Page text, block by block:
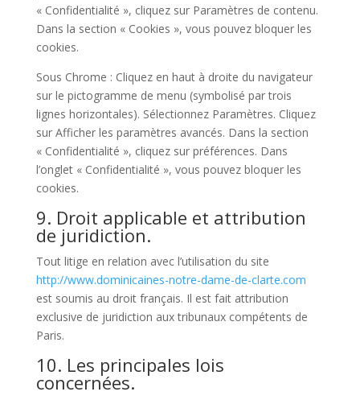
« Confidentialité », cliquez sur Paramètres de contenu.
Dans la section « Cookies », vous pouvez bloquer les
cookies.
Sous Chrome : Cliquez en haut à droite du navigateur
sur le pictogramme de menu (symbolisé par trois
lignes horizontales). Sélectionnez Paramètres. Cliquez
sur Afficher les paramètres avancés. Dans la section
« Confidentialité », cliquez sur préférences. Dans
l’onglet « Confidentialité », vous pouvez bloquer les
cookies.
9. Droit applicable et attribution
de juridiction.
Tout litige en relation avec l’utilisation du site
http://www.dominicaines-notre-dame-de-clarte.com
est soumis au droit français. Il est fait attribution
exclusive de juridiction aux tribunaux compétents de
Paris.
10. Les principales lois
concernées.